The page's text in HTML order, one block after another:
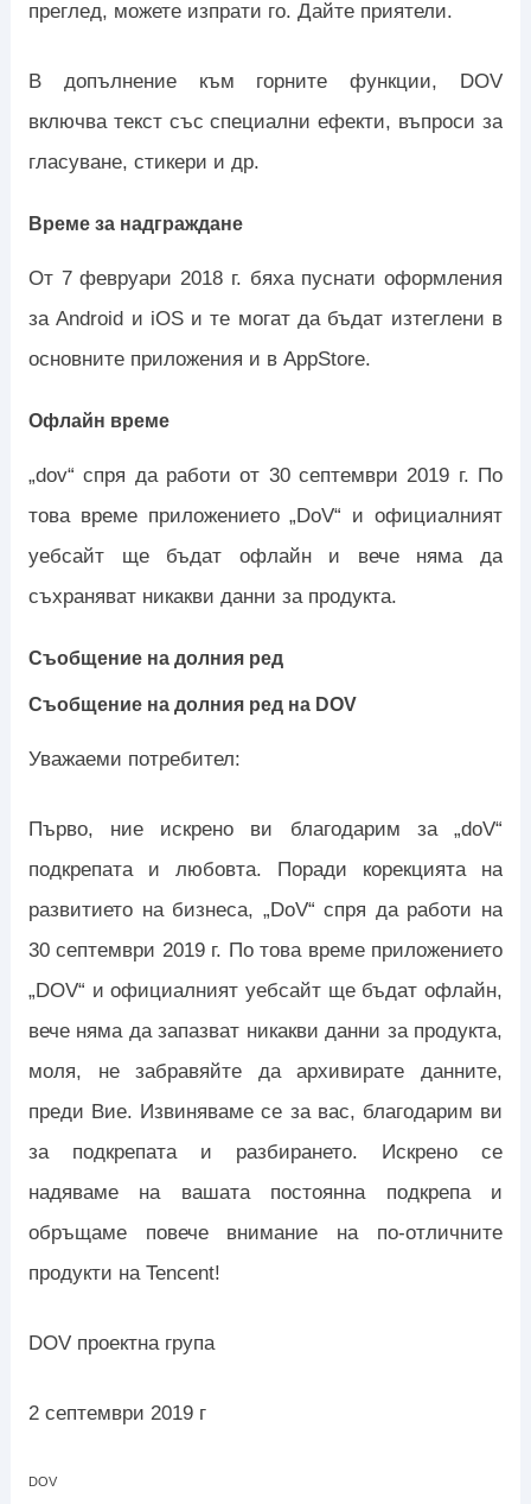
преглед, можете изпрати го. Дайте приятели.
В допълнение към горните функции, DOV
включва текст със специални ефекти, въпроси за
гласуване, стикери и др.
Време за надграждане
От 7 февруари 2018 г. бяха пуснати оформления
за Android и iOS и те могат да бъдат изтеглени в
основните приложения и в AppStore.
Офлайн време
„dov“ спря да работи от 30 септември 2019 г. По
това време приложението „DoV“ и официалният
уебсайт ще бъдат офлайн и вече няма да
съхраняват никакви данни за продукта.
Съобщение на долния ред
Съобщение на долния ред на DOV
Уважаеми потребител:
Първо, ние искрено ви благодарим за „doV“
подкрепата и любовта. Поради корекцията на
развитието на бизнеса, „DoV“ спря да работи на
30 септември 2019 г. По това време приложението
„DOV“ и официалният уебсайт ще бъдат офлайн,
вече няма да запазват никакви данни за продукта,
моля, не забравяйте да архивирате данните,
преди Вие. Извиняваме се за вас, благодарим ви
за подкрепата и разбирането. Искрено се
надяваме на вашата постоянна подкрепа и
обръщаме повече внимание на по-отличните
продукти на Tencent!
DOV проектна група
2 септември 2019 г
DOV